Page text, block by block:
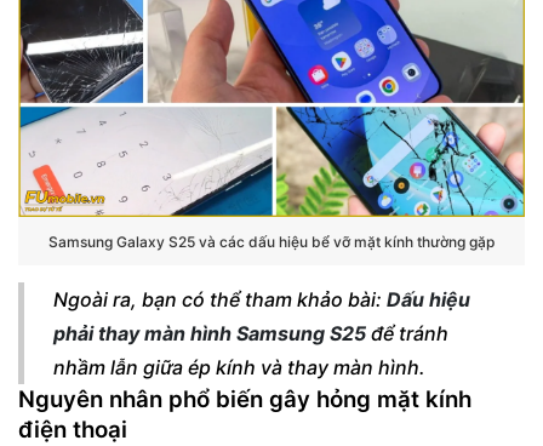
Samsung Galaxy S25 và các dấu hiệu bể vỡ mặt kính thường gặp
Ngoài ra, bạn có thể tham khảo bài: Dấu hiệu
phải thay màn hình Samsung S25 để tránh
nhầm lẫn giữa ép kính và thay màn hình.
Nguyên nhân phổ biến gây hỏng mặt kính
điện thoại